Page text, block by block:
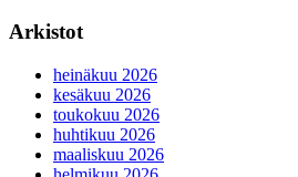
Arkistot
heinäkuu 2026
kesäkuu 2026
toukokuu 2026
huhtikuu 2026
maaliskuu 2026